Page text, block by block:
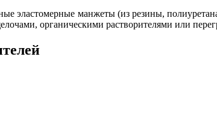
эластомерные манжеты (из резины,
органическими растворителями или